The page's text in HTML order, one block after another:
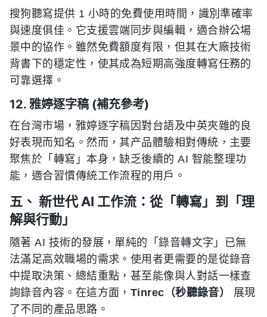
搜狗聽寫提供 1 小時的免費使用時間，識別準確率
與速度俱佳。它支援雲端同步與編輯，適合辦公場
景中的協作。雖然免費額度有限，但其在大廠技術
背書下的穩定性，使其成為短期高強度轉寫任務的
可靠選擇。
12. 雅婷逐字稿 (補充參考)
在台灣市場，雅婷逐字稿因對台語及中英夾雜的良
好表現而知名。然而，其产品體驗相對傳統，主要
聚焦於「轉寫」本身，缺乏後續的 AI 智能整理功
能，適合習慣傳統工作流程的用戶。
五、 新世代 AI 工作流：從「轉寫」到「理
解與行動」
隨著 AI 技術的發展，單純的「錄音轉文字」已無
法滿足高效職場的需求。使用者更需要的是從錄音
中提取決策、總結重點，甚至能像與人對話一樣查
詢錄音內容。在這方面， Tinrec（秒聽錄音）
展現
了不同的產品思路。